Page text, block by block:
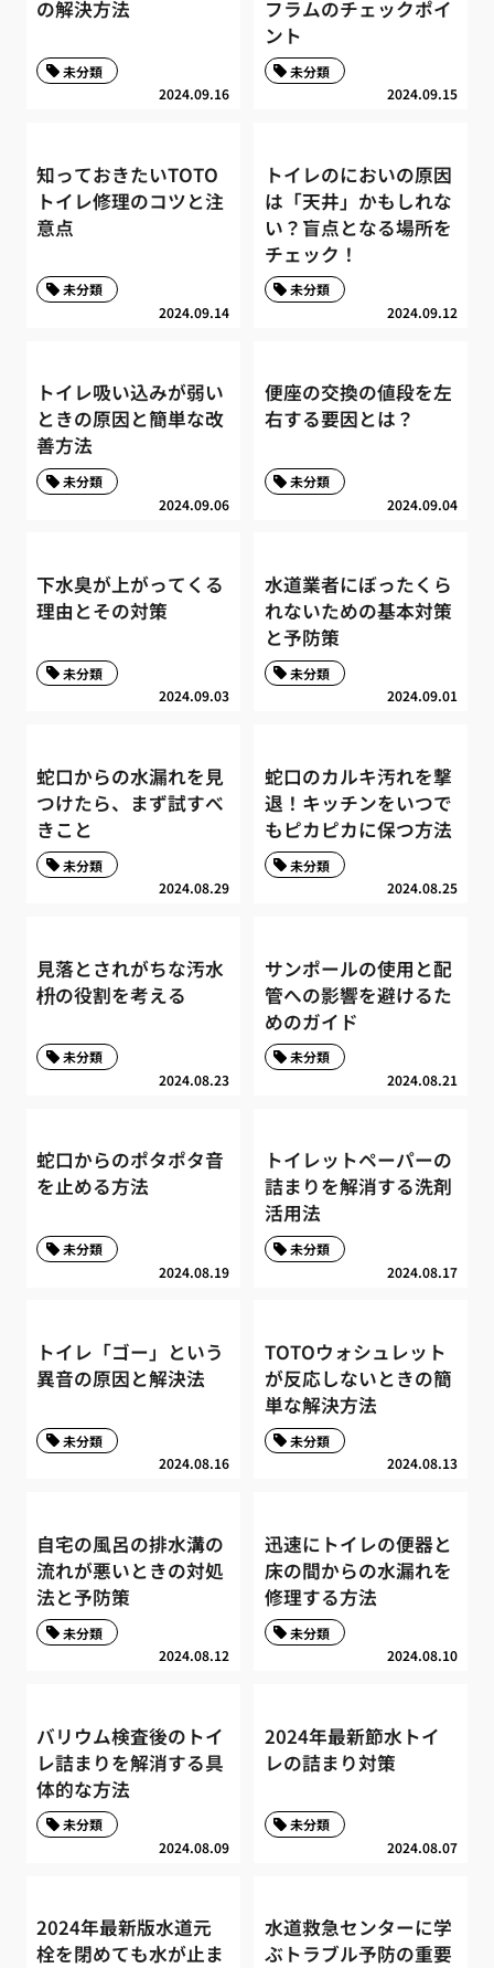
の解決方法
2024.09.16
未分類
フラムのチェックポイ
ント
2024.09.15
未分類
知っておきたいTOTO
トイレ修理のコツと注
意点
2024.09.14
未分類
トイレのにおいの原因
は「天井」かもしれな
い？盲点となる場所を
チェック！
2024.09.12
未分類
トイレ吸い込みが弱い
ときの原因と簡単な改
善方法
2024.09.06
未分類
便座の交換の値段を左
右する要因とは？
2024.09.04
未分類
下水臭が上がってくる
理由とその対策
2024.09.03
未分類
水道業者にぼったくら
れないための基本対策
と予防策
2024.09.01
未分類
蛇口からの水漏れを見
つけたら、まず試すべ
きこと
2024.08.29
未分類
蛇口のカルキ汚れを撃
退！キッチンをいつで
もピカピカに保つ方法
2024.08.25
未分類
見落とされがちな汚水
枡の役割を考える
2024.08.23
未分類
サンポールの使用と配
管への影響を避けるた
めのガイド
2024.08.21
未分類
蛇口からのポタポタ音
を止める方法
2024.08.19
未分類
トイレットペーパーの
詰まりを解消する洗剤
活用法
2024.08.17
未分類
トイレ「ゴー」という
異音の原因と解決法
2024.08.16
未分類
TOTOウォシュレット
が反応しないときの簡
単な解決方法
2024.08.13
未分類
自宅の風呂の排水溝の
流れが悪いときの対処
法と予防策
2024.08.12
未分類
迅速にトイレの便器と
床の間からの水漏れを
修理する方法
2024.08.10
未分類
バリウム検査後のトイ
レ詰まりを解消する具
体的な方法
2024.08.09
未分類
2024年最新節水トイ
レの詰まり対策
2024.08.07
未分類
2024年最新版水道元
栓を閉めても水が止ま
水道救急センターに学
ぶトラブル予防の重要